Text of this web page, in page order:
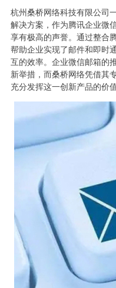
杭州桑桥网络科技有限公司
解决方案，作为腾讯企业微
享有极高的声誉。通过整合
帮助企业实现了邮件和即时
互的效率。企业微信邮箱的
新举措，而桑桥网络凭借其
充分发挥这一创新产品的价值